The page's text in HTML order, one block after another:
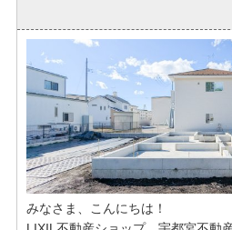
弊社では各ポータルサイトへ掲載
ご紹介可能でございます。
もしインターネットで気になる物
お気軽にお申しつけくださいませ。
みなさま、こんにちは！